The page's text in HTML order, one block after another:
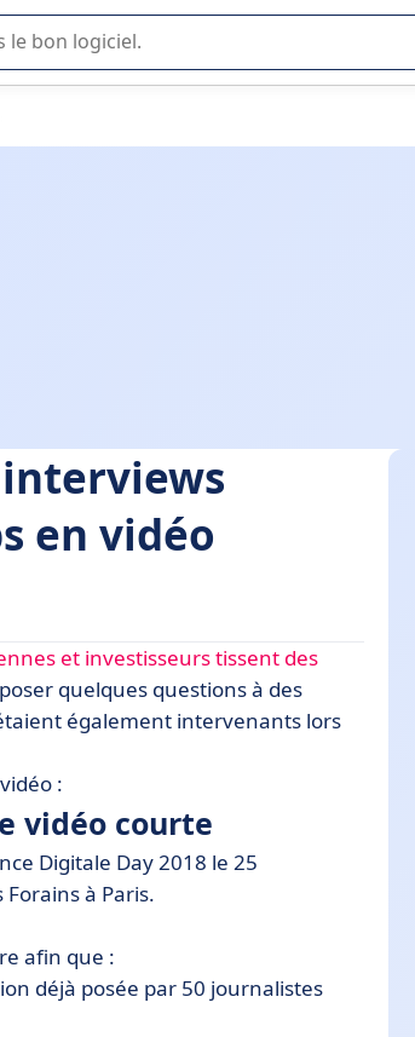
de logiciel SaaS en entreprise.
interviews
en vidéo
et investisseurs tissent des
quelques questions à des
également intervenants lors
:
vidéo courte
Digitale Day 2018 le 25
à Paris.
afin que :
déjà posée par 50 journalistes